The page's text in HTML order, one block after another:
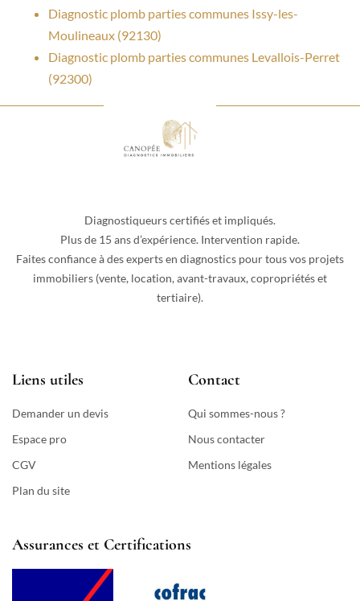
Diagnostic plomb parties communes Issy-les-
Moulineaux (92130)
Diagnostic plomb parties communes Levallois-Perret
(92300)
Diagnostiqueurs certifiés et impliqués.
Plus de 15 ans d’expérience. Intervention rapide.
Faites confiance à des experts en diagnostics pour tous vos projets
immobiliers (vente, location, avant-travaux, copropriétés et
tertiaire).
Liens utiles
Demander un devis
Espace pro
CGV
Plan du site
Contact
Qui sommes-nous ?
Nous contacter
Mentions légales
Assurances et Certifications